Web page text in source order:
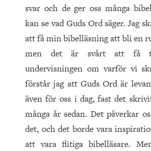
svar och de ger oss många
kan se vad Guds Ord säger. Jag
att få min bibelläsning att bli en
men det är svårt att få
undervisningen om varför vi
förstår jag att Guds Ord är
även för oss i dag, fast det
många år sedan. Det påverkar
det, och det borde vara
att vara flitiga bibelläsare.